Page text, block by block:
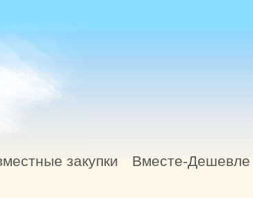
закупки Вместе-Дешевле